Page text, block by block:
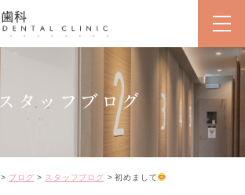
スタッフブログ
ブログ スタッフブログ 初めまして